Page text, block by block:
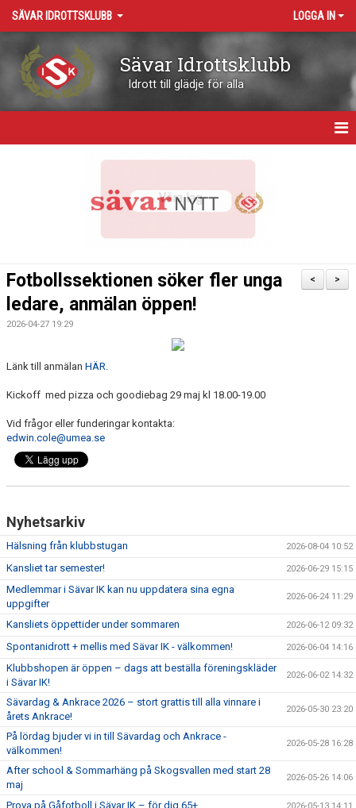
SÄVAR IDROTTSKLUBB LOGGA IN
Sävar Idrottsklubb
Idrott till glädje för alla
KALENDER
DOKUMENT
SPONSRING & FÖRSÄLJNING
SÄVARCAMP
SÄVARCUPEN
>
<
Fotbollssektionen söker fler unga
ledare, anmälan öppen!
2026-04-27 19:29
Länk till anmälan HÄR.
Kickoff med pizza och goodiebag 29 maj kl 18.00-19.00
Vid frågor eller funderingar kontakta:
edwin.cole@umea.se
Nyhetsarkiv
Hälsning från klubbstugan 2026-08-04 10:52
Kansliet tar semester! 2026-06-29 15:15
Medlemmar i Sävar IK kan nu uppdatera sina egna
uppgifter
2026-06-24 11:29
Kansliets öppettider under sommaren 2026-06-12 09:32
Spontanidrott + mellis med Sävar IK - välkommen! 2026-06-04 14:16
Klubbshopen är öppen – dags att beställa föreningskläder
i Sävar IK!
2026-06-02 14:32
Sävardag & Ankrace 2026 – stort grattis till alla vinnare i
årets Ankrace!
2026-05-30 23:20
På lördag bjuder vi in till Sävardag och Ankrace -
välkommen!
2026-05-28 16:28
After school & Sommarhäng på Skogsvallen med start 28
maj
2026-05-26 14:06
Prova på Gåfotboll i Sävar IK – för dig 65+